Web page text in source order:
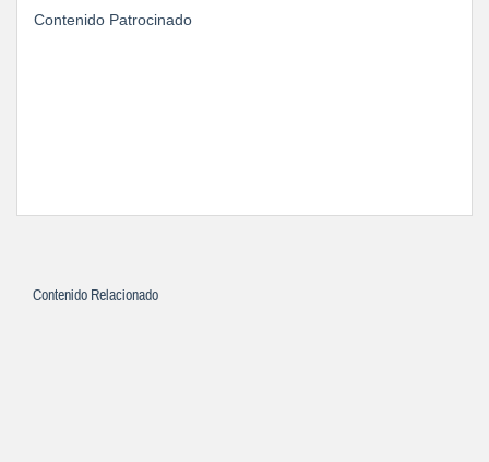
Contenido Patrocinado
Contenido Relacionado